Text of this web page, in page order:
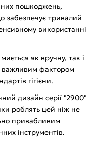
пошкоджень,
забезпечує тривалий
використанні
як вручну, так і
важливим фактором
гігієни.
дизайн серії "2900"
роблять цей ніж не
привабливим
інструментів.